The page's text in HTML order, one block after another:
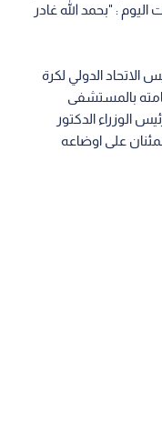
اليوم : "بحمد الله غادر
الدولي لكرة
بالمستشفى
الوزراء الدكتور
على اوضاعه